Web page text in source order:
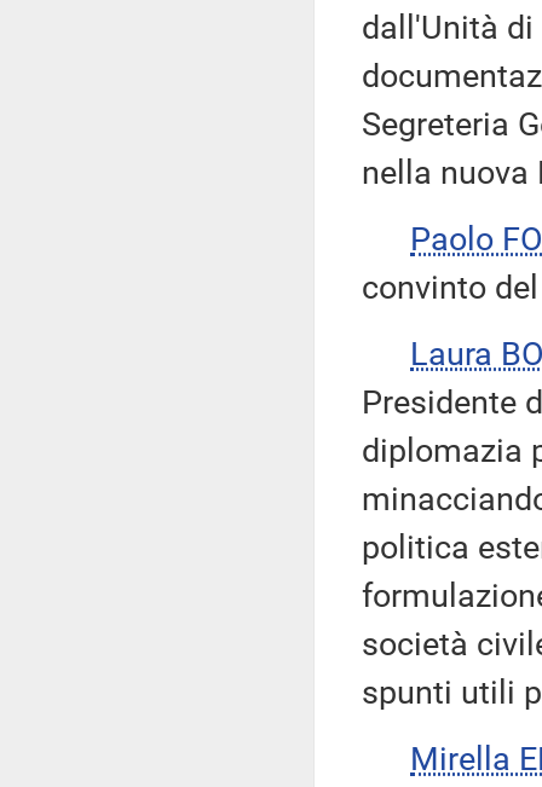
dall'Unità
Segreteria
nella nuova
Paolo
convinto
Laura
Presidente
diplomazia
politica
società
spunti utili
Mirella